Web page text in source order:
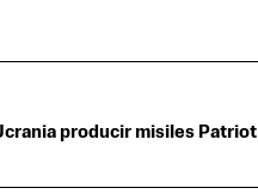
producir misiles Patriot